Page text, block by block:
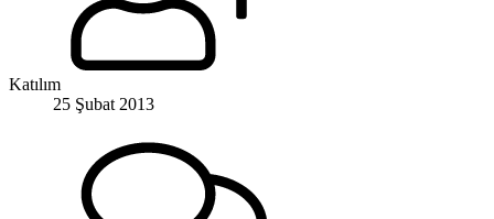
Katılım
25 Şubat 2013